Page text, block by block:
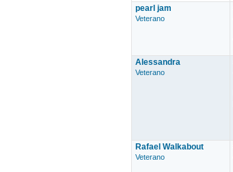
pearl jam
Veterano
Alessandra
Veterano
Rafael Walkabout
Veterano